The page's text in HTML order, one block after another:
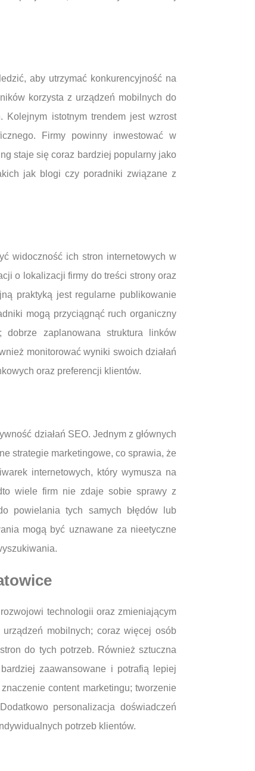
aby utrzymać konkurencyjność na
korzysta z urządzeń mobilnych do
Kolejnym istotnym trendem jest wzrost
Firmy powinny inwestować w
staje się coraz bardziej popularny jako
jak blogi czy poradniki związane z
widoczność ich stron internetowych w
o lokalizacji firmy do treści strony oraz
praktyką jest regularne publikowanie
mogą przyciągnąć ruch organiczny
zaplanowana struktura linków
monitorować wyniki swoich działań
oraz preferencji klientów.
działań SEO. Jednym z głównych
strategie marketingowe, co sprawia, że
internetowych, który wymusza na
wiele firm nie zdaje sobie sprawy z
powielania tych samych błędów lub
mogą być uznawane za nieetyczne
technologii oraz zmieniającym
mobilnych; coraz więcej osób
do tych potrzeb. Również sztuczna
zaawansowane i potrafią lepiej
content marketingu; tworzenie
personalizacja doświadczeń
potrzeb klientów.